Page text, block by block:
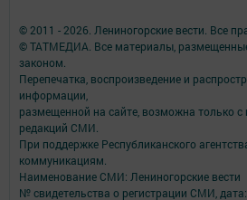
© 2011 - 2026. Лениногорские вести. Все
© ТАТМЕДИА. Все материалы,
законом.
Перепечатка, воспроизведение и
информации,
размещенной на сайте, возможна только с
редакций СМИ.
При поддержке Республиканского
коммуникациям.
Наименование СМИ: Лениногорские вести
№ свидетельства о регистрации СМИ,